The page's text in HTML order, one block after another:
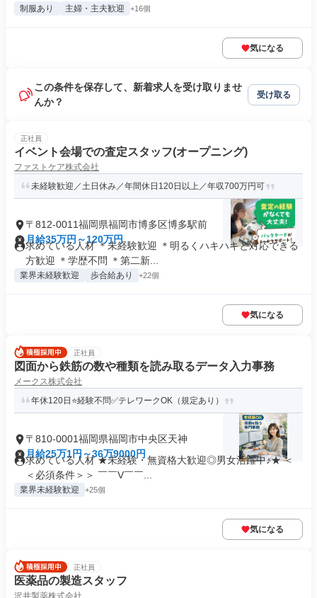
制服あり 主婦・主夫歓迎 +16個
気になる
この条件を保存して、新着求人を受け取りませ
んか？
受け取る
正社員
イベント会場での査定スタッフ(オープニング)
ファストケア株式会社
未経験歓迎／土日休み／年間休日120日以上／年収700万円可
〒812-0011福岡県福岡市博多区博多駅前
月給35万円～120万円
求めている人材 ＊未経験歓迎 ＊明るくハキハキと対応できる
方歓迎 ＊学歴不問 ＊第二新...
業界未経験歓迎 歩合給あり +22個
気になる
正社員
図面から鉄筋の数や種類を読み取るデータ入力事務
メークス株式会社
年休120日⭐経験不問✅テレワークOK（規定あり）
〒810-0001福岡県福岡市中央区天神
月給25万1円～36万9000円
求めている人材 ★未経験・無資格大歓迎◎男女活躍中♪★ ＜
＜必須条件＞＞ ￣￣V￣￣...
業界未経験歓迎 +25個
気になる
正社員
医薬品の製造スタッフ
沢井製薬株式会社